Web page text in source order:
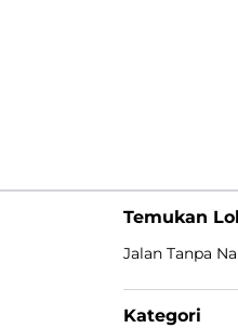
Temukan
Jalan Tanpa
Kategori